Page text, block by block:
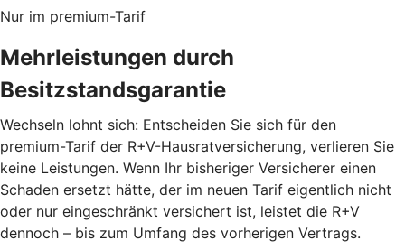
Nur im premium-Tarif
Mehrleistungen durch
Besitzstandsgarantie
Wechseln lohnt sich: Entscheiden Sie sich für den
premium-Tarif der R+V-Hausratversicherung, verlieren Sie
keine Leistungen. Wenn Ihr bisheriger Versicherer einen
Schaden ersetzt hätte, der im neuen Tarif eigentlich nicht
oder nur eingeschränkt versichert ist, leistet die R+V
dennoch – bis zum Umfang des vorherigen Vertrags.